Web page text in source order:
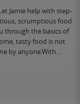
Jamie help with step-
scrumptious food
through the basics of
tasty food is not
by anyone.With…